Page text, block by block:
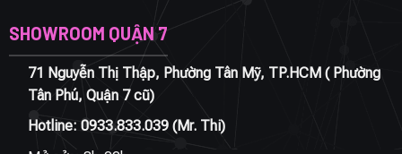
SHOWROOM QUẬN 7
71 Nguyễn Thị Thập, Phường Tân Mỹ, TP.HCM ( Phường
Tân Phú, Quận 7 cũ)
Hotline: 0933.833.039(Mr. Thi)